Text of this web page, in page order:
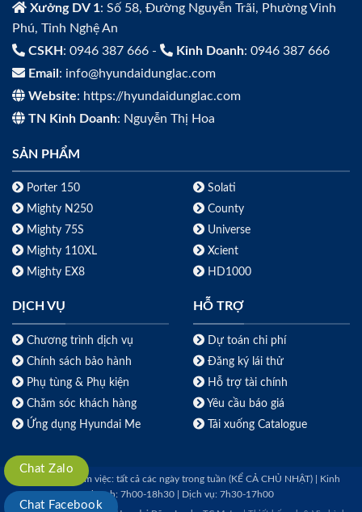
Xưởng DV 1: Số 58, Đường Nguyễn Trãi, Phường Vinh
Phú, Tỉnh Nghệ An
CSKH : 0946 387 666 - Kinh Doanh: 0946 387 666
Email : info@hyundaidunglac.com
Website: https://hyundaidunglac.com
TN Kinh Doanh: Nguyễn Thị Hoa
SẢN PHẨM
Porter 150
Mighty N250
Mighty 75S
Mighty 110XL
Mighty EX8
Solati
County
Universe
Xcient
HD1000
DỊCH VỤ
Chương trình dịch vụ
Chính sách bảo hành
Phụ tùng & Phụ kiện
Chăm sóc khách hàng
Ứng dụng Hyundai Me
HỖ TRỢ
Dự toán chi phí
Đăng ký lái thử
Hỗ trợ tài chính
Yêu cầu báo giá
Tải xuống Catalogue
Thời gian làm việc: tất cả các ngày trong tuần (KỂ CẢ CHỦ NHẬT) | Kinh
doanh: 7h00-18h30 | Dịch vụ: 7h30-17h00
Chat Zalo
Chat Facebook